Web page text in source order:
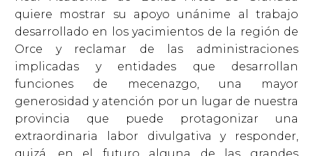
quiere mostrar su apoyo unánime al trabajo
desarrollado en los yacimientos de la región de
Orce y reclamar de las administraciones
implicadas y entidades que desarrollan
funciones de mecenazgo, una mayor
generosidad y atención por un lugar de nuestra
provincia que puede protagonizar una
extraordinaria labor divulgativa y responder,